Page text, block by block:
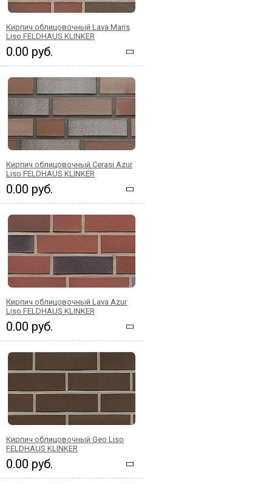
Кирпич облицовочный Lava Maris
Liso FELDHAUS KLINKER
0.00 руб.
Кирпич облицовочный Cerasi Azur
Liso FELDHAUS KLINKER
0.00 руб.
Кирпич облицовочный Lava Azur
Liso FELDHAUS KLINKER
0.00 руб.
Кирпич облицовочный Geo Liso
FELDHAUS KLINKER
0.00 руб.